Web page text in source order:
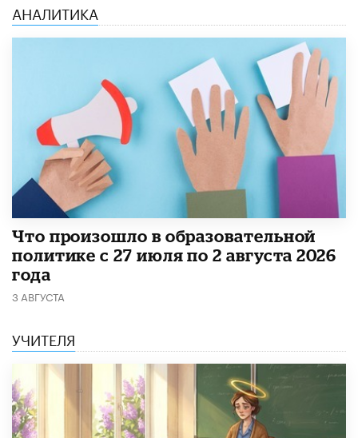
АНАЛИТИКА
​Что произошло в образовательной
политике с 27 июля по 2 августа 2026
года
3 АВГУСТА
УЧИТЕЛЯ